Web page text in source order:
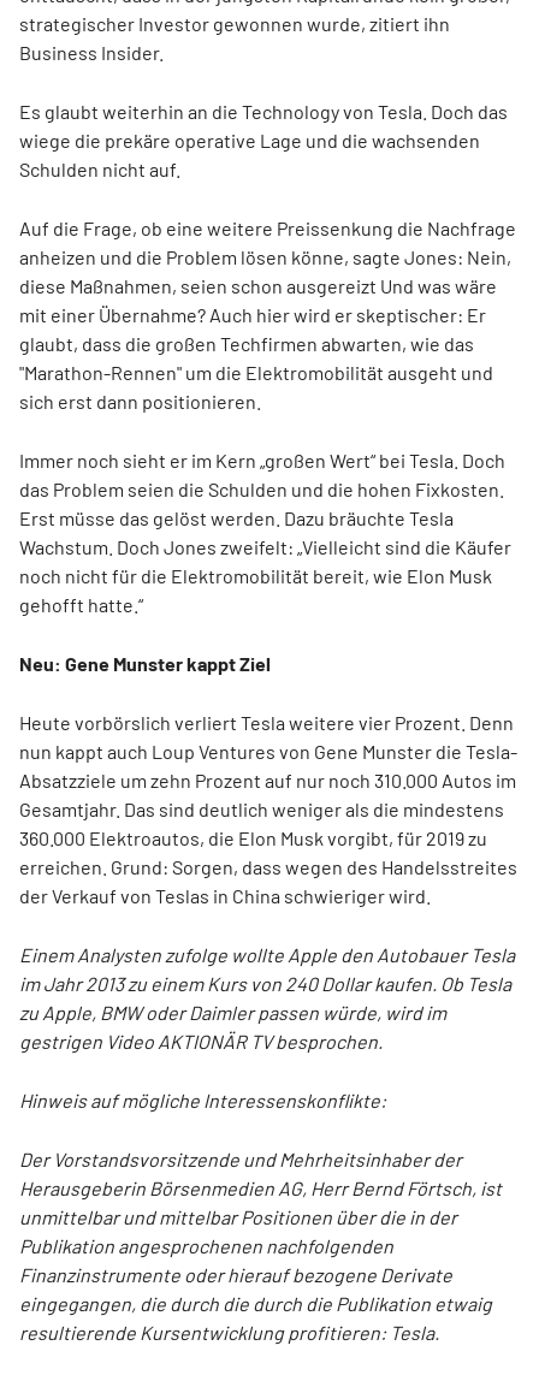
strategischer Investor gewonnen wurde, zitiert ihn
Business Insider.
Es glaubt weiterhin an die Technology von Tesla. Doch das
wiege die prekäre operative Lage und die wachsenden
Schulden nicht auf.
Auf die Frage, ob eine weitere Preissenkung die Nachfrage
anheizen und die Problem lösen könne, sagte Jones: Nein,
diese Maßnahmen, seien schon ausgereizt Und was wäre
mit einer Übernahme? Auch hier wird er skeptischer: Er
glaubt, dass die großen Techfirmen abwarten, wie das
"Marathon-Rennen" um die Elektromobilität ausgeht und
sich erst dann positionieren.
Immer noch sieht er im Kern „großen Wert“ bei Tesla. Doch
das Problem seien die Schulden und die hohen Fixkosten.
Erst müsse das gelöst werden. Dazu bräuchte Tesla
Wachstum. Doch Jones zweifelt: „Vielleicht sind die Käufer
noch nicht für die Elektromobilität bereit, wie Elon Musk
gehofft hatte.“
Neu: Gene Munster kappt Ziel
Heute vorbörslich verliert Tesla weitere vier Prozent. Denn
nun kappt auch Loup Ventures von Gene Munster die Tesla-
Absatzziele um zehn Prozent auf nur noch 310.000 Autos im
Gesamtjahr. Das sind deutlich weniger als die mindestens
360.000 Elektroautos, die Elon Musk vorgibt, für 2019 zu
erreichen. Grund: Sorgen, dass wegen des Handelsstreites
der Verkauf von Teslas in China schwieriger wird.
Einem Analysten zufolge wollte Apple den Autobauer Tesla
im Jahr 2013 zu einem Kurs von 240 Dollar kaufen. Ob Tesla
zu Apple, BMW oder Daimler passen würde, wird im
gestrigen Video AKTIONÄR TV besprochen.
Hinweis auf mögliche Interessenskonflikte:
Der Vorstandsvorsitzende und Mehrheitsinhaber der
Herausgeberin Börsenmedien AG, Herr Bernd Förtsch, ist
unmittelbar und mittelbar Positionen über die in der
Publikation angesprochenen nachfolgenden
Finanzinstrumente oder hierauf bezogene Derivate
eingegangen, die durch die durch die Publikation etwaig
resultierende Kursentwicklung profitieren: Tesla.